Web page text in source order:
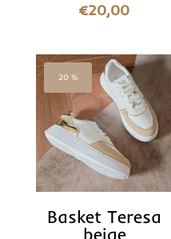
€20,00
20 %
Basket Teresa
beige